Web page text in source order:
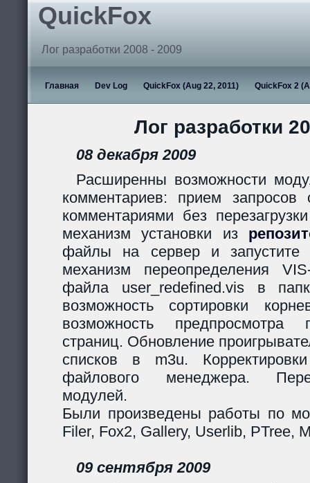
QuickFox
Лог разработки 2008 - 2009
Главная Dev Log QuickFox (Aug 22, 2011) QuickFox 2
Лог разработки
08 декабря 2009
Расширенны возможности
комментариев: прием запросов
комментариями без
механизм установки из
файлы на сервер и запустите
механизм переопределения
файла user_redefined.vis в
возможность сортировки
возможность предпросмотра
страниц. Обновление
списков в m3u.
файлового менеджера.
модулей.
Были произведены работы по
Filer, Fox2, Gallery, Userlib, PTree,
09 сентября 2009